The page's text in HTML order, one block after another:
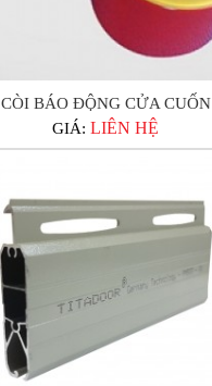
CÒI BÁO ĐỘNG CỬA CUỐN
GIÁ: LIÊN HỆ